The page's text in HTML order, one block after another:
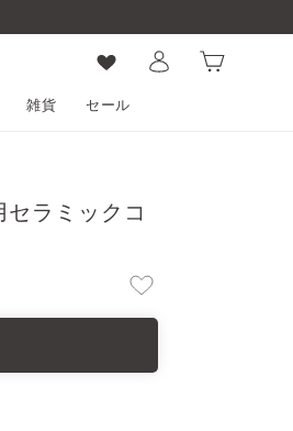
雑貨 セール
ラミックコ